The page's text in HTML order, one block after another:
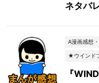
ネタバ
A漫画感想
★ウインド
『